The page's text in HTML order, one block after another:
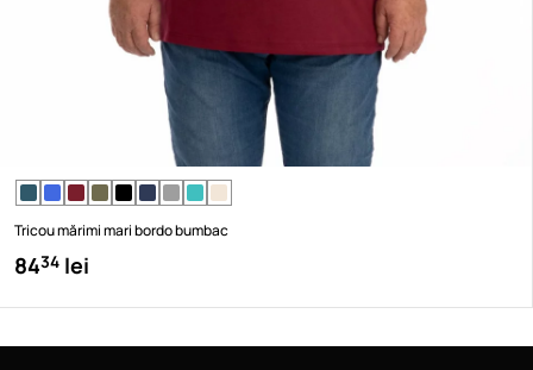
Tricou mărimi mari bordo bumbac
8434 lei